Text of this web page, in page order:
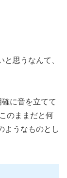
と思うなんて、
に音を立てて
のままだと何
ようなものとし